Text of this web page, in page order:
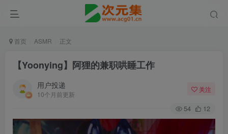
首页 ASMR 正文
【Yoonying】阿狸的兼职哄睡工作
用户投递
10个月前更新
关注
54 12